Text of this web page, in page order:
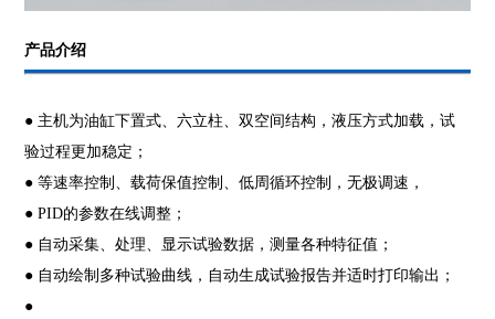
产品介绍
● 主机为油缸下置式、六立柱、双空间结构，液压方式加载，试
验过程更加稳定；
● 等速率控制、载荷保值控制、低周循环控制，无极调速，
● PID的参数在线调整；
● 自动采集、处理、显示试验数据，测量各种特征值；
● 自动绘制多种试验曲线，自动生成试验报告并适时打印输出；
●